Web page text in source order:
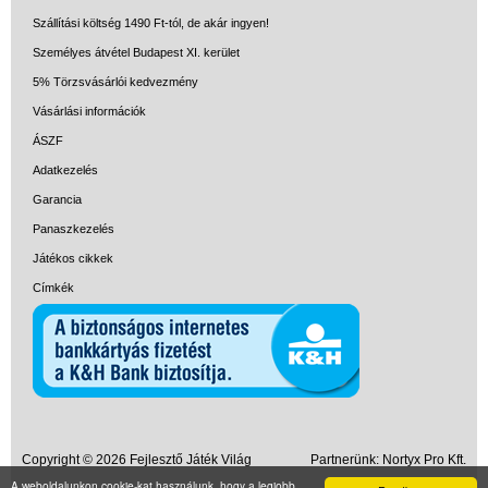
Szállítási költség 1490 Ft-tól, de akár ingyen!
Személyes átvétel Budapest XI. kerület
5% Törzsvásárlói kedvezmény
Vásárlási információk
ÁSZF
Adatkezelés
Garancia
Panaszkezelés
Játékos cikkek
Címkék
Copyright © 2026 Fejlesztő Játék Világ Partnerünk: Nortyx Pro Kft.